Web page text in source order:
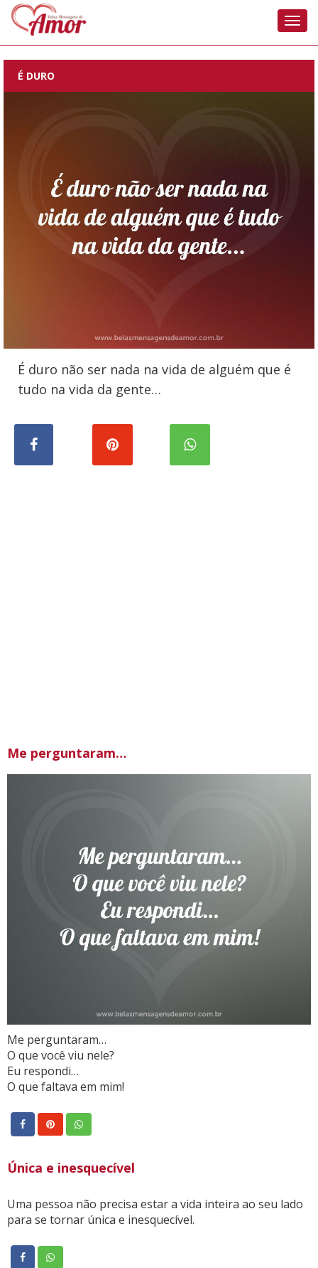
É DURO
É duro não ser nada na vida de alguém que é
tudo na vida da gente…
Me perguntaram…
Me perguntaram…
O que você viu nele?
Eu respondi…
O que faltava em mim!
Única e inesquecível
Uma pessoa não precisa estar a vida inteira ao seu lado
para se tornar única e inesquecível.